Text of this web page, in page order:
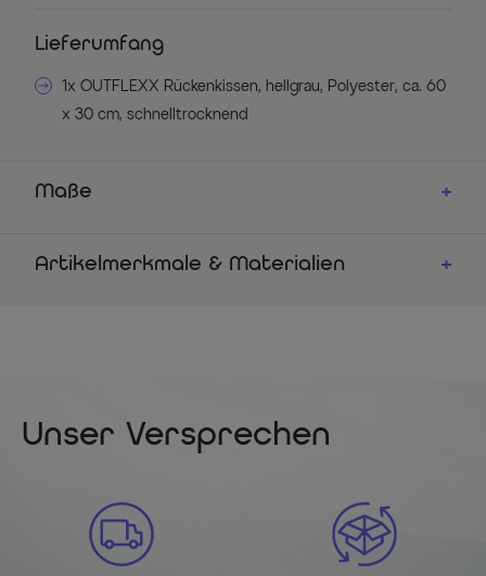
Lieferumfang
1x OUTFLEXX Rückenkissen, hellgrau, Polyester, ca. 60
x 30 cm, schnelltrocknend
Maße
Artikelmerkmale & Materialien
Unser Versprechen